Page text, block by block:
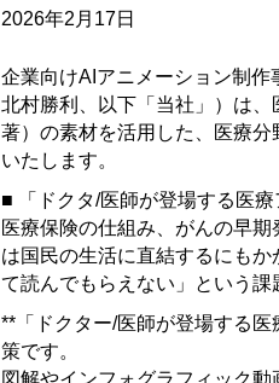
2026年2月17日
企業向けAIアニメーション制作
北村勝利、以下「当社」）は
著）の素材を活用した、医療
いたします。
■ 「ドクタ/医師が登場する医
医療保険の仕組み、がんの早
は国民の生活に直結するにも
て読んでもらえない」という課
**「ドクター/医師が登場する
策です。
図解やインフォグラフィック